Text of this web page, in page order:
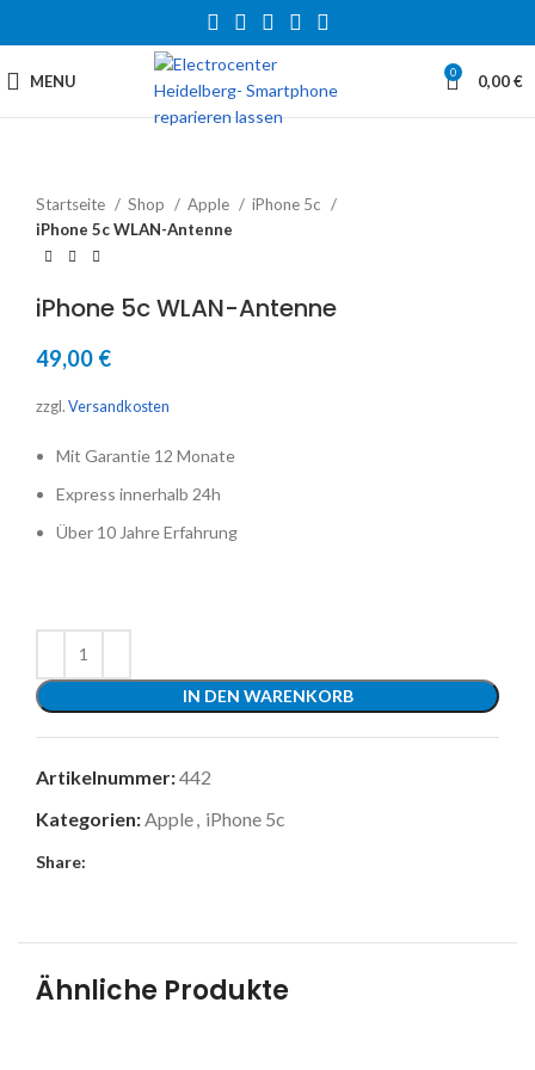
MENU 0 0,00€
Startseite Shop Apple
iPhone 5c
iPhone 5c WLAN-Antenne
iPhone 5c WLAN-Antenne
49,00 €
zzgl. Versandkosten
Mit Garantie 12 Monate
Express innerhalb 24h
Über 10 Jahre Erfahrung
IN DEN WARENKORB
Artikelnummer:442
Kategorien: Apple iPhone 5c
Share:
Ähnliche Produkte